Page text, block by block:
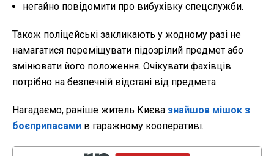
негайно повідомити про вибухівку спецслужби.
Також поліцейські закликають у жодному разі не
намагатися переміщувати підозрілий предмет або
змінювати його положення. Очікувати фахівців
потрібно на безпечній відстані від предмета.
Нагадаємо, раніше житель Києва знайшов мішок з
боєприпасами в гаражному кооперативі.